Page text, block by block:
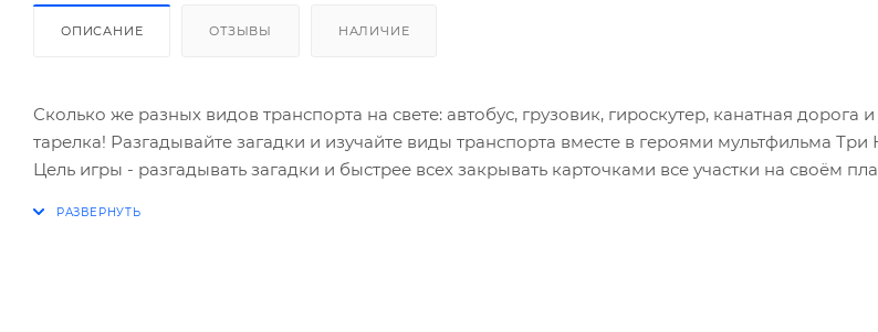
ОПИСАНИЕ ОТЗЫВЫ НАЛИЧИЕ
Сколько же разных видов транспорта на свете: автобус, грузовик, гироскутер, канатная дорога
тарелка! Разгадывайте загадки и изучайте виды транспорта вместе в героями мультфильма Три
Цель игры - разгадывать загадки и быстрее всех закрывать карточками все участки на своём